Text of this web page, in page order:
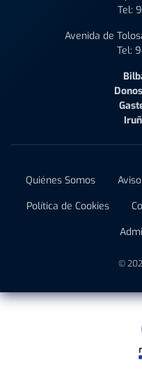
Tel:
Avenida de
Tel:
Quiénes Somos
Política de Cookies
©